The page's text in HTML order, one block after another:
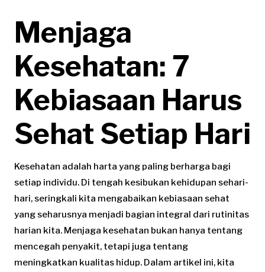
Menjaga
Kesehatan: 7
Kebiasaan Harus
Sehat Setiap Hari
Kesehatan adalah harta yang paling berharga bagi
setiap individu. Di tengah kesibukan kehidupan sehari-
hari, seringkali kita mengabaikan kebiasaan sehat
yang seharusnya menjadi bagian integral dari rutinitas
harian kita. Menjaga kesehatan bukan hanya tentang
mencegah penyakit, tetapi juga tentang
meningkatkan kualitas hidup. Dalam artikel ini, kita